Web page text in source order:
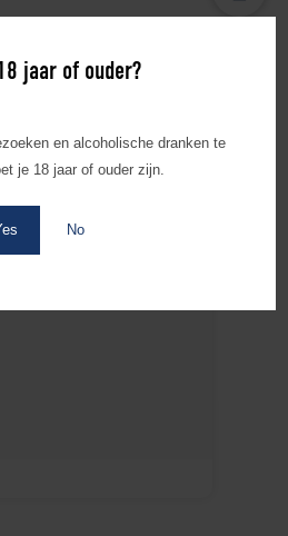
jaar of ouder?
en alcoholische dranken te
je 18 jaar of ouder zijn.
No
Probeer deze